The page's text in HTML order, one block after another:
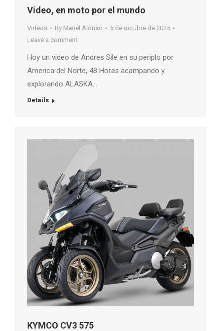
Video, en moto por el mundo
Videos By Manel Alonso
5 de octubre de 2025
Leave a comment
Hoy un video de Andres Sile en su periplo por
America del Norte, 48 Horas acampando y
explorando ALASKA…
Details
KYMCO CV3 575